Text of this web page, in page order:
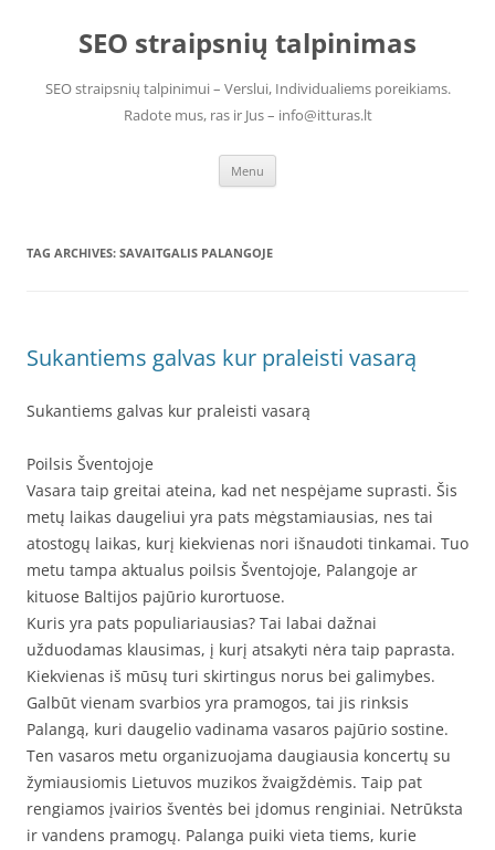
contentSEO straipsnių talpinimas
SEO straipsnių talpinimui – Verslui, Individualiems poreikiams.
Radote mus, ras ir Jus – info@itturas.lt
Menu
TAG ARCHIVES: SAVAITGALIS PALANGOJE
Sukantiems galvas kur praleisti vasarą
Sukantiems galvas kur praleisti vasarą
Poilsis Šventojoje
Vasara taip greitai ateina, kad net nespėjame suprasti. Šis
metų laikas daugeliui yra pats mėgstamiausias, nes tai
atostogų laikas, kurį kiekvienas nori išnaudoti tinkamai. Tuo
metu tampa aktualus poilsis Šventojoje, Palangoje ar
kituose Baltijos pajūrio kurortuose.
Kuris yra pats populiariausias? Tai labai dažnai
užduodamas klausimas, į kurį atsakyti nėra taip paprasta.
Kiekvienas iš mūsų turi skirtingus norus bei galimybes.
Galbūt vienam svarbios yra pramogos, tai jis rinksis
Palangą, kuri daugelio vadinama vasaros pajūrio sostine.
Ten vasaros metu organizuojama daugiausia koncertų su
žymiausiomis Lietuvos muzikos žvaigždėmis. Taip pat
rengiamos įvairios šventės bei įdomus renginiai. Netrūksta
ir vandens pramogų. Palanga puiki vieta tiems, kurie